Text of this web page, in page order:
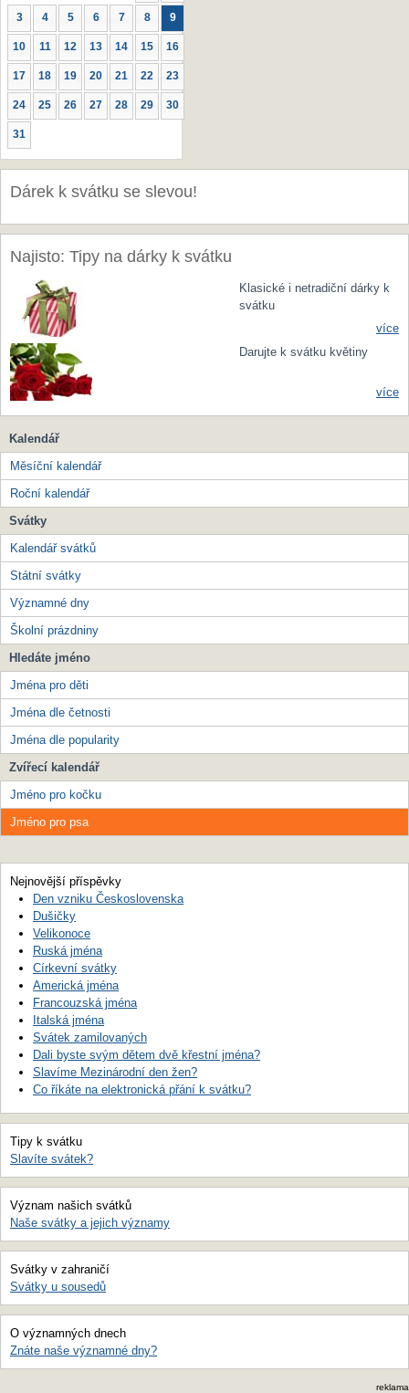
3 4 5 6 7 8 9
10 11 12 13 14 15 16
17 18 19 20 21 22 23
24 25 26 27 28 29 30
31
Dárek k svátku se slevou!
Najisto: Tipy na dárky k svátku
Klasické i netradiční dárky k
svátku
více
Darujte k svátku květiny
více
Kalendář
Měsíční kalendář
Roční kalendář
Svátky
Kalendář svátků
Státní svátky
Významné dny
Školní prázdniny
Hledáte jméno
Jména pro děti
Jména dle četnosti
Jména dle popularity
Zvířecí kalendář
Jméno pro kočku
Jméno pro psa
Nejnovější příspěvky
Den vzniku Československa
Dušičky
Velikonoce
Ruská jména
Církevní svátky
Americká jména
Francouzská jména
Italská jména
Svátek zamilovaných
Dali byste svým dětem dvě křestní jména?
Slavíme Mezinárodní den žen?
Co říkáte na elektronická přání k svátku?
Tipy k svátku
Slavíte svátek?
Význam našich svátků
Naše svátky a jejich významy
Svátky v zahraničí
Svátky u sousedů
O významných dnech
Znáte naše významné dny?
reklama